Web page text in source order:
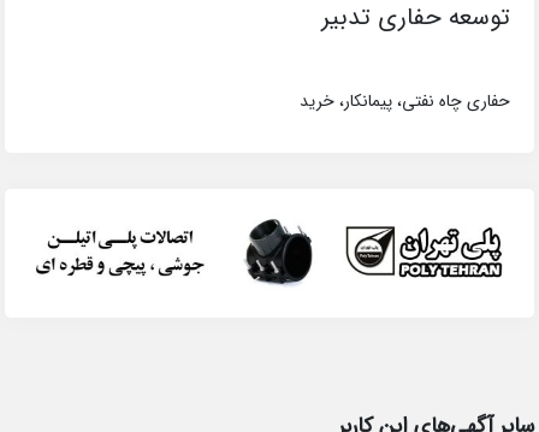
توسعه حفاری تدبیر
حفاری چاه نفتی، پیمانکار، خرید